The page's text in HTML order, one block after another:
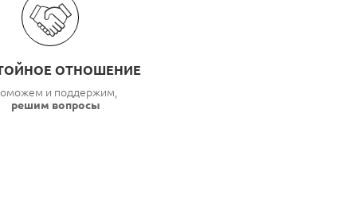
ОТНОШЕНИЕ
и поддержим,
решим вопросы